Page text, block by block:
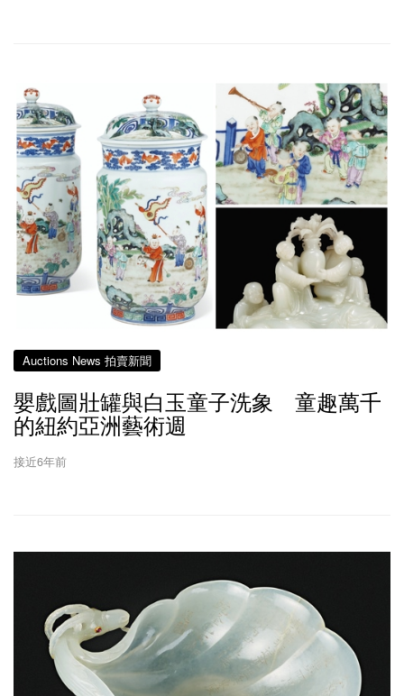
Auctions News 拍賣新聞
嬰戲圖壯罐與白玉童子洗象 童趣萬千
的紐約亞洲藝術週
接近6年前